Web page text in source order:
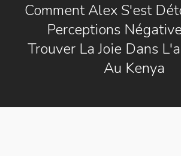
Comment Alex S'est
Perceptions
Trouver La Joie Dans
Au Kenya